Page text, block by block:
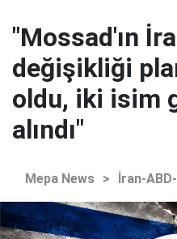
"Mossad'ın
değişikliği
oldu, iki isim
alındı"
Mepa News > İran-